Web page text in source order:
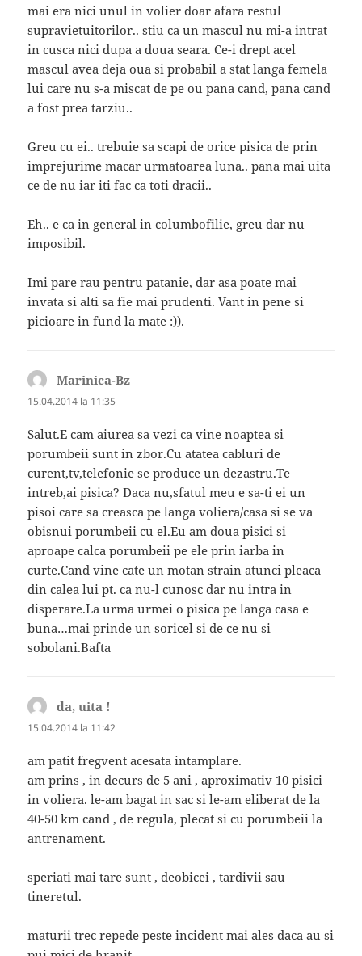
mai era nici unul in volier doar afara restul
supravietuitorilor.. stiu ca un mascul nu mi-a intrat
in cusca nici dupa a doua seara. Ce-i drept acel
mascul avea deja oua si probabil a stat langa femela
lui care nu s-a miscat de pe ou pana cand, pana cand
a fost prea tarziu..
Greu cu ei.. trebuie sa scapi de orice pisica de prin
imprejurime macar urmatoarea luna.. pana mai uita
ce de nu iar iti fac ca toti dracii..
Eh.. e ca in general in columbofilie, greu dar nu
imposibil.
Imi pare rau pentru patanie, dar asa poate mai
invata si alti sa fie mai prudenti. Vant in pene si
picioare in fund la mate :)).
Marinica-Bz
15.04.2014 la 11:35
Salut.E cam aiurea sa vezi ca vine noaptea si
porumbeii sunt in zbor.Cu atatea cabluri de
curent,tv,telefonie se produce un dezastru.Te
intreb,ai pisica? Daca nu,sfatul meu e sa-ti ei un
pisoi care sa creasca pe langa voliera/casa si se va
obisnui porumbeii cu el.Eu am doua pisici si
aproape calca porumbeii pe ele prin iarba in
curte.Cand vine cate un motan strain atunci pleaca
din calea lui pt. ca nu-l cunosc dar nu intra in
disperare.La urma urmei o pisica pe langa casa e
buna…mai prinde un soricel si de ce nu si
sobolani.Bafta
da, uita !
15.04.2014 la 11:42
am patit fregvent acesata intamplare.
am prins , in decurs de 5 ani , aproximativ 10 pisici
in voliera. le-am bagat in sac si le-am eliberat de la
40-50 km cand , de regula, plecat si cu porumbeii la
antrenament.
speriati mai tare sunt , deobicei , tardivii sau
tineretul.
maturii trec repede peste incident mai ales daca au si